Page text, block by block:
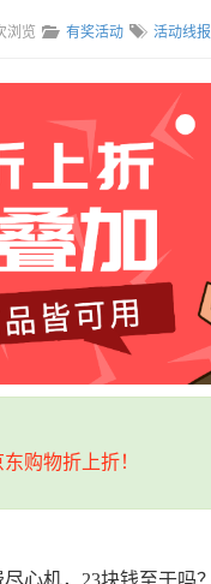
浏览 有奖活动 活动线报
购物折上折！